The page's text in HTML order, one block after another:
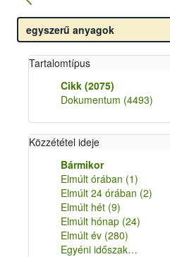
Tartalomtípus
Cikk (2075)
Dokumentum (4493)
Közzététel ideje
Bármikor
Elmúlt órában (1)
Elmúlt 24 órában (2)
Elmúlt hét (9)
Elmúlt hónap (24)
Elmúlt év (280)
Egyéni időszak…